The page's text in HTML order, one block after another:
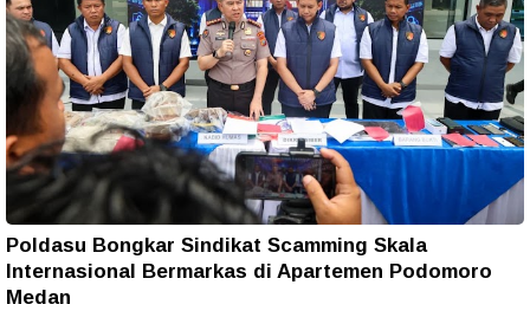
Poldasu Bongkar Sindikat Scamming Skala
Internasional Bermarkas di Apartemen Podomoro
Medan